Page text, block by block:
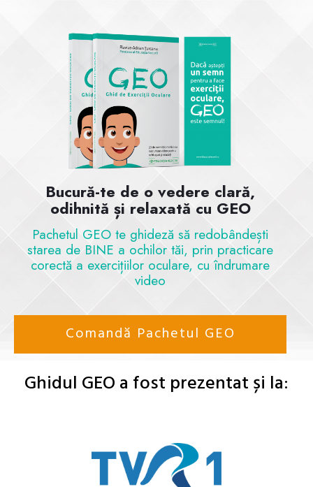
Bucură-te de o vedere clară,
odihnită și relaxată cu GEO
Pachetul GEO te ghideză să redobândești
starea de BINE a ochilor tăi, prin practicare
corectă a exercițiilor oculare, cu îndrumare
video
Comandă Pachetul GEO
Ghidul GEO a fost prezentat și la: